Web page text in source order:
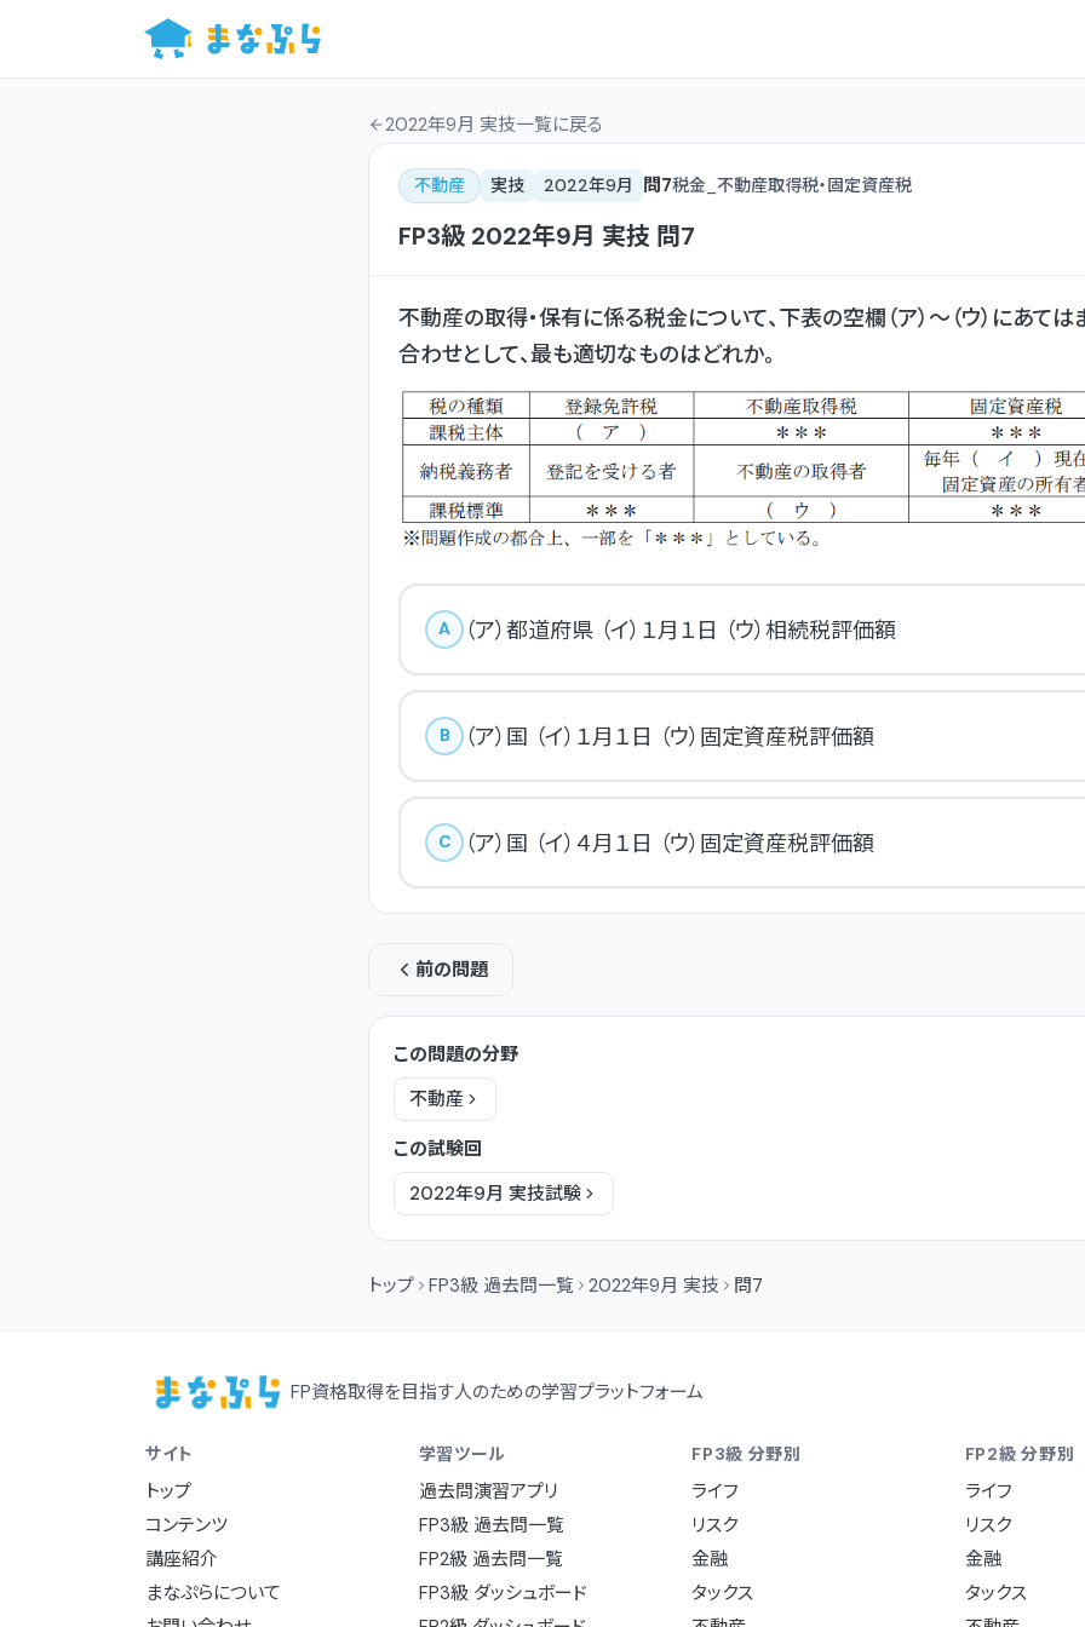
2022年9月 実技一覧に戻る
不動産 実技 2022年9月 問7税金_不動産取得税・固定資産税
FP3級 2022年9月 実技 問7
不動産の取得・保有に係る税金について、下表の空欄（ア）〜（ウ）にあて
合わせとして、最も適切なものはどれか。
A （ア）都道府県 （イ）１月１日 （ウ）相続税評価額
B （ア）国 （イ）１月１日 （ウ）固定資産税評価額
C （ア）国 （イ）４月１日 （ウ）固定資産税評価額
前の問題
この問題の分野
不動産
この試験回
2022年9月 実技試験
トップ FP3級 過去問一覧 2022年9月 実技 問7
FP資格取得を目指す人のための学習プラットフォーム
サイト
トップ
コンテンツ
講座紹介
まなぷらについて
学習ツール
過去問演習アプリ
FP3級 過去問一覧
FP2級 過去問一覧
FP3級 ダッシュボード
FP3級 分野別
ライフ
リスク
金融
タックス
FP2級 分野別
ライフ
リスク
金融
タックス